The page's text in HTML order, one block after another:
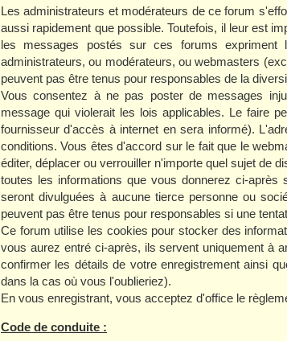
Les administrateurs et modérateurs de ce forum
aussi rapidement que possible. Toutefois, il leur est
les messages postés sur ces forums
administrateurs, ou modérateurs, ou webmasters
peuvent pas être tenus pour responsables de la
Vous consentez à ne pas poster de messages
message qui violerait les lois applicables. Le faire
fournisseur d'accès à internet en sera informé).
conditions. Vous êtes d'accord sur le fait que le
éditer, déplacer ou verrouiller n'importe quel sujet de
toutes les informations que vous donnerez ci-
seront divulguées à aucune tierce personne ou
peuvent pas être tenus pour responsables si une
Ce forum utilise les cookies pour stocker des
vous aurez entré ci-après, ils servent uniquement à
confirmer les détails de votre enregistrement ainsi
dans la cas où vous l'oublieriez).
En vous enregistrant, vous acceptez d'office le
Code de conduite :